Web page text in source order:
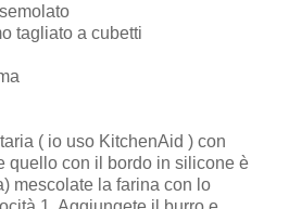
tagliato a cubetti
( io uso KitchenAid ) con
quello con il bordo in silicone è
mescolate la farina con lo